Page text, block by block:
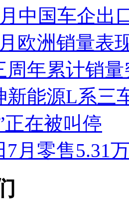
中国车企出
欧洲销量表
周年累计销
新能源L系三
正在被叫停
7月零售5.31